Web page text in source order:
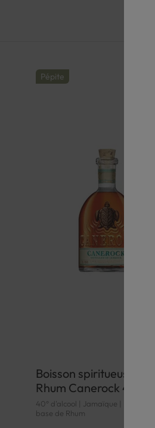
Pépite
Boisson spiritueuse à
Rhum Canerock 40°
40° d'alcool | Jamaïque | Boisson
base de Rhum